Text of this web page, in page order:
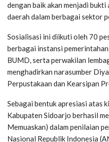
dengan baik akan menjadi
daerah dalam berbagai sektor
Sosialisasi ini diikuti oleh 70
berbagai instansi
BUMD, serta perwakilan
menghadirkan narasumber
Perpustakaan dan Kearsipan
Sebagai bentuk apresiasi atas
Kabupaten Sidoarjo berhasil
Memuaskan) dalam penilaian
Nasional Republik Indonesia